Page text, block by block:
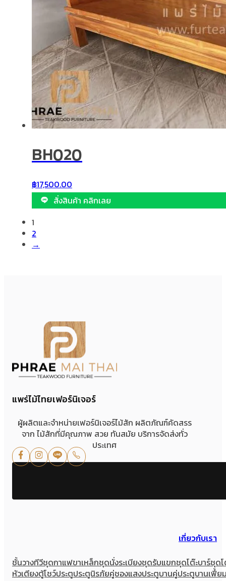
BH020
฿17,500.00
สั่งสินค้า คลิกเลย
1
2
→
แพร่ไม้ไทยเฟอร์นิเจอร์
ผู้ผลิตและจำหน่ายเฟอร์นิเจอร์ไม้สัก ผลิตภัณฑ์คัดสรร
จาก ไม้สักที่มีคุณภาพ สวย ทันสมัย บริการจัดส่งทั่ว
ประเทศ
เกี่ยวกับเรา
ชั้นวางทีวีชุดกาแฟขาเหล็กชุดนั่งระเบียงชุดรับแขกชุดโต๊ะบาร์ชุดโ
หัวเตียงตู้โชว์ประตูประตูนิรภัยคู่ชองแสงประตูบานคู่ประตูบานเฟี้ย